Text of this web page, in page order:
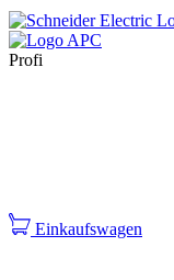
Profi
Einkaufswagen